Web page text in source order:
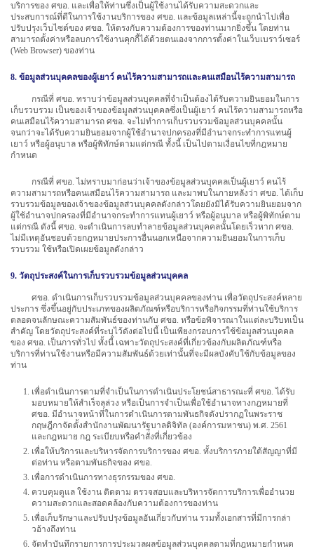
บริการของ ศขอ. และเพื่อให้ท่านซึ่งเป็นผู้ใช้งานได้รับความสะดวกและ
ประสบการณ์ที่ดีในการใช้งานบริการของ ศขอ. และข้อมูลเหล่านี้จะถูกนำไปเพื่อ
ปรับปรุงเว็บไซต์ของ ศขอ. ให้ตรงกับความต้องการของท่านมากยิ่งขึ้น โดยท่าน
สามารถตั้งค่าหรือลบการใช้งานคุกกี้ได้ด้วยตนเองจากการตั้งค่าในเว็บเบราว์เซอร์
(Web Browser) ของท่าน
8. ข้อมูลส่วนบุคคลของผู้เยาว์ คนไร้ความสามารถและคนเสมือนไร้ความสามารถ
กรณีที่ ศขอ. ทราบว่าข้อมูลส่วนบุคคลที่จำเป็นต้องได้รับความยินยอมในการ
เก็บรวบรวม เป็นของเจ้าของข้อมูลส่วนบุคคลซึ่งเป็นผู้เยาว์ คนไร้ความสามารถหรือ
คนเสมือนไร้ความสามารถ ศขอ. จะไม่ทำการเก็บรวบรวมข้อมูลส่วนบุคคลนั้น
จนกว่าจะได้รับความยินยอมจากผู้ใช้อำนาจปกครองที่มีอำนาจกระทำการแทนผู้
เยาว์ หรือผู้อนุบาล หรือผู้พิทักษ์ตามแต่กรณี ทั้งนี้ เป็นไปตามเงื่อนไขที่กฎหมาย
กำหนด
กรณีที่ ศขอ. ไม่ทราบมาก่อนว่าเจ้าของข้อมูลส่วนบุคคลเป็นผู้เยาว์ คนไร้
ความสามารถหรือคนเสมือนไร้ความสามารถ และมาพบในภายหลังว่า ศขอ. ได้เก็บ
รวบรวมข้อมูลของเจ้าของข้อมูลส่วนบุคคลดังกล่าวโดยยังมิได้รับความยินยอมจาก
ผู้ใช้อำนาจปกครองที่มีอำนาจกระทำการแทนผู้เยาว์ หรือผู้อนุบาล หรือผู้พิทักษ์ตาม
แต่กรณี ดังนี้ ศขอ. จะดำเนินการลบทำลายข้อมูลส่วนบุคคลนั้นโดยเร็วหาก ศขอ.
ไม่มีเหตุอันชอบด้วยกฎหมายประการอื่นนอกเหนือจากความยินยอมในการเก็บ
รวบรวม ใช้หรือเปิดเผยข้อมูลดังกล่าว
9. วัตถุประสงค์ในการเก็บรวบรวมข้อมูลส่วนบุคคล
ศขอ. ดำเนินการเก็บรวบรวมข้อมูลส่วนบุคคลของท่าน เพื่อวัตถุประสงค์หลาย
ประการ ซึ่งขึ้นอยู่กับประเภทของผลิตภัณฑ์หรือบริการหรือกิจกรรมที่ท่านใช้บริการ
ตลอดจนลักษณะความสัมพันธ์ของท่านกับ ศขอ. หรือข้อพิจารณาในแต่ละบริบทเป็น
สำคัญ โดยวัตถุประสงค์ที่ระบุไว้ดังต่อไปนี้ เป็นเพียงกรอบการใช้ข้อมูลส่วนบุคคล
ของ ศขอ. เป็นการทั่วไป ทั้งนี้ เฉพาะวัตถุประสงค์ที่เกี่ยวข้องกับผลิตภัณฑ์หรือ
บริการที่ท่านใช้งานหรือมีความสัมพันธ์ด้วยเท่านั้นที่จะมีผลบังคับใช้กับข้อมูลของ
ท่าน
เพื่อดำเนินการตามที่จำเป็นในการดำเนินประโยชน์สาธารณะที่ ศขอ. ได้รับ
มอบหมายให้สำเร็จลุล่วง หรือเป็นการจำเป็นเพื่อใช้อำนาจทางกฎหมายที่
ศขอ. มีอำนาจหน้าที่ในการดำเนินการตามพันธกิจดังปรากฏในพระราช
กฤษฎีกาจัดตั้งสำนักงานพัฒนารัฐบาลดิจิทัล (องค์การมหาชน) พ.ศ. 2561
และกฎหมาย กฎ ระเบียบหรือคำสั่งที่เกี่ยวข้อง
เพื่อให้บริการและบริหารจัดการบริการของ ศขอ. ทั้งบริการภายใต้สัญญาที่มี
ต่อท่าน หรือตามพันธกิจของ ศขอ.
เพื่อการดำเนินการทางธุรกรรมของ ศขอ.
ควบคุมดูแล ใช้งาน ติดตาม ตรวจสอบและบริหารจัดการบริการเพื่ออำนวย
ความสะดวกและสอดคล้องกับความต้องการของท่าน
เพื่อเก็บรักษาและปรับปรุงข้อมูลอันเกี่ยวกับท่าน รวมทั้งเอกสารที่มีการกล่า
วอ้างถึงท่าน
จัดทำบันทึกรายการการประมวลผลข้อมูลส่วนบุคคลตามที่กฎหมายกำหนด